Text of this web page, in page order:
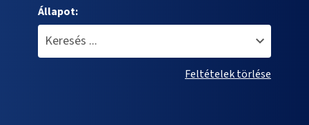
Állapot:
Feltételek törlése